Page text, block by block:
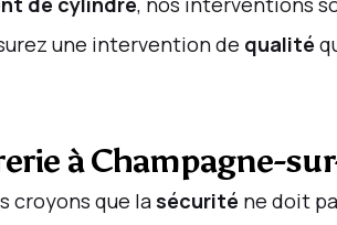
une intervention de qualité
à Champagne-
croyons que la sécurité ne doit